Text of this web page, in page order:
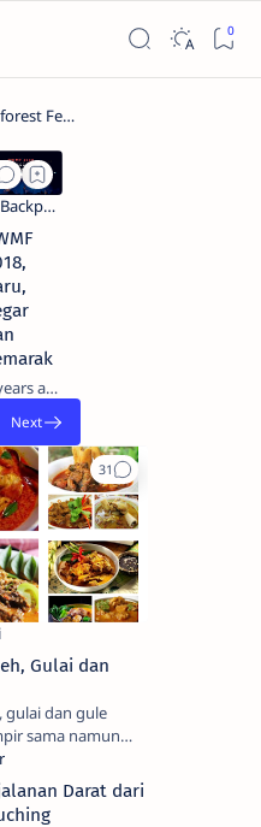
8 years ago
Gulai dan
gulai dan gule
sama namun
kesulitan untuk
tahu ada…
Darat dari